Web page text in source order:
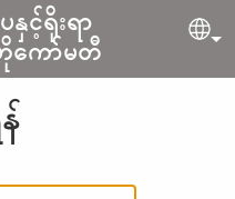
နှင့်ရိုးရာ
ကော်မတီ